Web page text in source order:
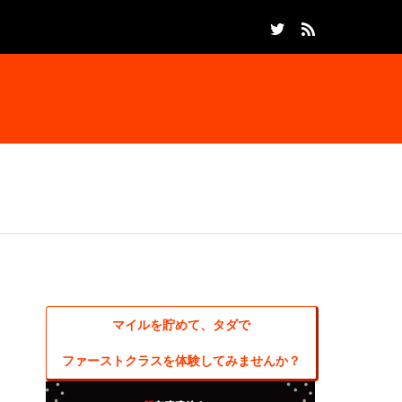
マイルを貯めて、タダで
ファーストクラスを体験してみませんか？